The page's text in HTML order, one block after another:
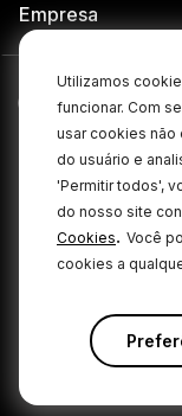
Utilizamos
funcionar. Com
usar cookies não
do usuário e
'Permitir todos',
do nosso site
Cookies. Você
cookies a
Empresa
© 2026
Política de